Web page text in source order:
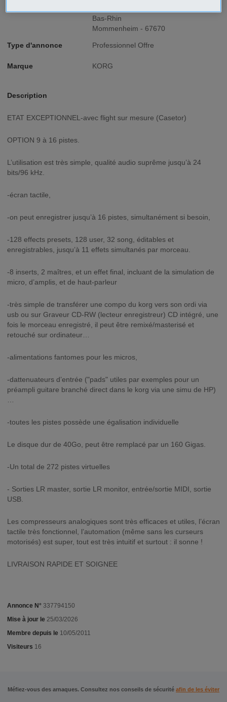
Bas-Rhin
Mommenheim - 67670
Type d'annonce Professionnel Offre
Marque KORG
Description
ETAT EXCEPTIONNEL-avec flight sur mesure (Casetor)
OPTION 9 à 16 pistes.
L’utilisation est très simple, qualité audio suprême jusqu’à 24
bits/96 kHz.
-écran tactile,
-on peut enregistrer jusqu’à 16 pistes, simultanément si besoin,
-128 effects presets, 128 user, 32 song, éditables et
enregistrables, jusqu’à 11 effets simultanés par morceau.
-8 inserts, 2 maîtres, et un effet final, incluant de la simulation de
micro, d’amplis, et de haut-parleur
-très simple de transférer une compo du korg vers son ordi via
usb ou sur Graveur CD-RW (lecteur enregistreur) CD intégré, une
fois le morceau enregistré, il peut être remixé/masterisé et
retouché sur ordinateur…
-alimentations fantomes pour les micros,
-dattenuateurs d’entrée ("pads" utiles par exemples pour un
préampli guitare branché direct dans le korg via une simu de HP)
-toutes les pistes possède une égalisation individuelle
Le disque dur de 40Go, peut être remplacé par un 160 Gigas.
-Un total de 272 pistes virtuelles
- Sorties LR master, sortie LR monitor, entrée/sortie MIDI, sortie
USB.
Les compresseurs analogiques sont très efficaces et utiles, l’écran
tactile très fonctionnel, l’automation (même sans les curseurs
motorisés) est super, tout est très intuitif et surtout : il sonne !
LIVRAISON RAPIDE ET SOIGNEE
Annonce N° 337794150
Mise à jour le 25/03/2026
Membre depuis le 10/05/2011
Visiteurs 16
Méfiez-vous des arnaques. Consultez nos conseils de sécurité afin de les éviter